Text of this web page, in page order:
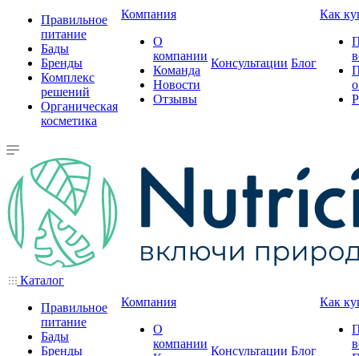
Правильное
питание
Бады
Бренды
Комплекс
решений
Органическая
косметика
Компания
О
компании
Команда
Новости
Отзывы
Консультации Блог
Как
Каталог
Правильное
питание
Бады
Бренды
Компания
О
компании
Консультации Блог
Как